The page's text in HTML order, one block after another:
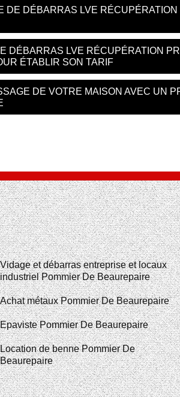
DE DÉBARRAS LVE
DÉBARRAS LVE RÉCUPÉRATION
ÉTABLIR SON TARIF
DE VOTRE MAISON AVEC UN
Vidage et débarras entreprise et locaux
industriel Pommier De Beaurepaire
Achat métaux Pommier De Beaurepaire
Epaviste Pommier De Beaurepaire
Location de benne Pommier De
Beaurepaire